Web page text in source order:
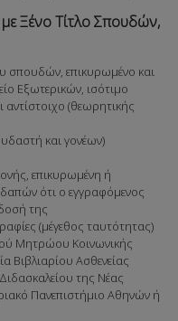
Ξένο Τίτλο Σπουδών,
σπουδών, επικυρωμένο και
Εξωτερικών, ισότιμο
αντίστοιχο (θεωρητικής
και γονέων)
επικυρωμένη ή
ότι ο εγγραφόμενος
της
(μέγεθος ταυτότητας)
Μητρώου Κοινωνικής
Ασθενείας
της Νέας
Πανεπιστήμιο Αθηνών ή